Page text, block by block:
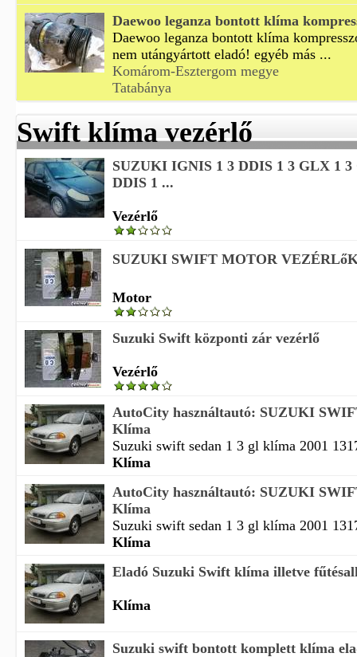
Daewoo leganza bontott klíma
Daewoo leganza bontott klíma
nem utángyártott eladó! egyéb más ...
Komárom-Esztergom megye
Tatabánya
Swift klíma vezérlő
SUZUKI IGNIS 1 3 DDIS 1 3 GLX 1 3
DDIS 1 ...
Vezérlő
SUZUKI SWIFT MOTOR
Motor
Suzuki Swift központi zár vezérlő
Vezérlő
AutoCity használtautó: SUZUKI
Klíma
Suzuki swift sedan 1 3 gl klíma 2001
Klíma
AutoCity használtautó: SUZUKI
Klíma
Suzuki swift sedan 1 3 gl klíma 2001
Klíma
Eladó Suzuki Swift klíma illetve
Klíma
Suzuki swift bontott komplett klíma